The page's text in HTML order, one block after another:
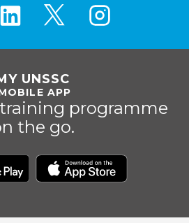
UNSSC
APP
programme
the go.